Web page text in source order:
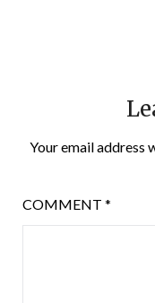
Your email address
COMMENT *